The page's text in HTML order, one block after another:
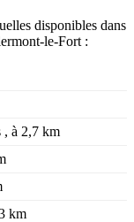
disponibles dans
le-Fort :
, à 2,7 km
km